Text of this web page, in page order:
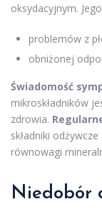
oksydacyjnym.
problemów z
obniżonej
Świadomość
mikroskładników
zdrowia.
składniki
równowagi
Niedobór